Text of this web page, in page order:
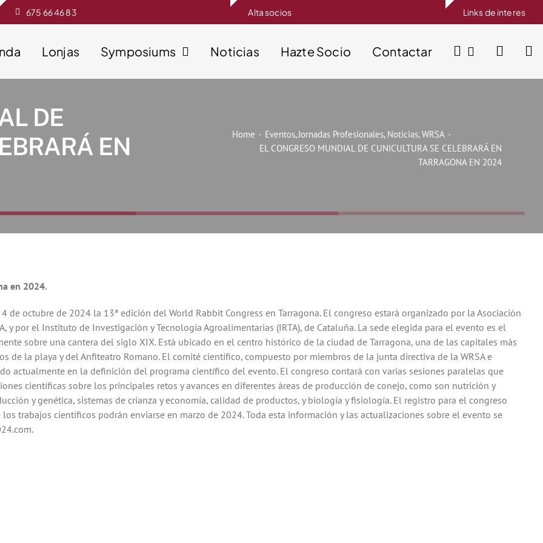
675 66 46 83 Alta socios Links de interes
Lonjas Symposiums Noticias Hazte Socio Contactar
DE
EN
Home Eventos Jornadas Profesionales Noticias WRSA
EL CONGRESO MUNDIAL DE CUNICULTURA SE CELEBRARÁ EN
TARRAGONA EN 2024
en 2024.
de octubre de 2024 la 13ª edición del World Rabbit Congress en Tarragona. El congreso estará organizado por la Asociación
y por el Instituto de Investigación y Tecnología Agroalimentarias (IRTA), de Cataluña. La sede elegida para el evento es el
sobre una cantera del siglo XIX. Está ubicado en el centro histórico de la ciudad de Tarragona, una de las capitales más
de la playa y del Anfiteatro Romano. El comité científico, compuesto por miembros de la junta directiva de la WRSA e
actualmente en la definición del programa científico del evento. El congreso contará con varias sesiones paralelas que
científicas sobre los principales retos y avances en diferentes áreas de producción de conejo, como son nutrición y
y genética, sistemas de crianza y economía, calidad de productos, y biología y fisiología. El registro para el congreso
trabajos científicos podrán enviarse en marzo de 2024. Toda esta información y las actualizaciones sobre el evento se